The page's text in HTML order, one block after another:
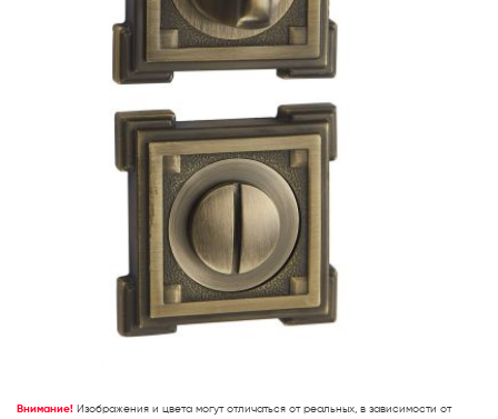
Внимание! Изображения и цвета могут отличаться от реальных, в зависимости от